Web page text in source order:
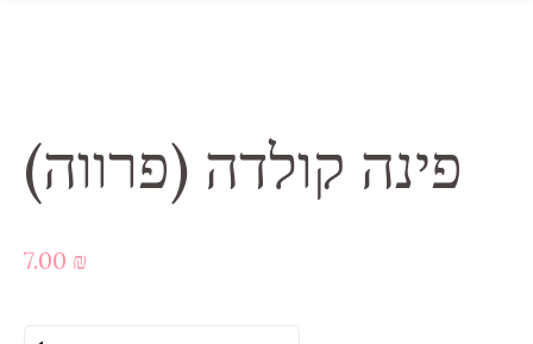
פינה קולדה (פרווה)
7.00 ₪